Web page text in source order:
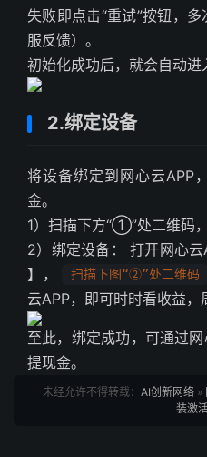
失败即点击“重试”按钮，
服反馈）。
初始化成功后，就会自动进
2.绑定设备
将设备绑定到网心云APP
金。
1）扫描下方“①”处二维码
2）绑定设备： 打开网心云
】， 扫描下图“②”处二维码
云APP，即可时时看收益，
至此，绑定成功，可通过
提现金。
未经允许不得转载： AI创新网络 »
装激